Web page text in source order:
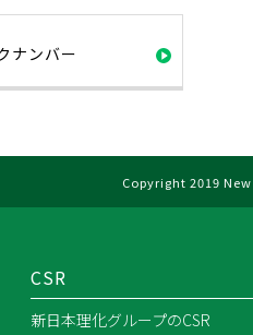
ナンバー
Copyright 2019
CSR
新日本理化グループのCSR